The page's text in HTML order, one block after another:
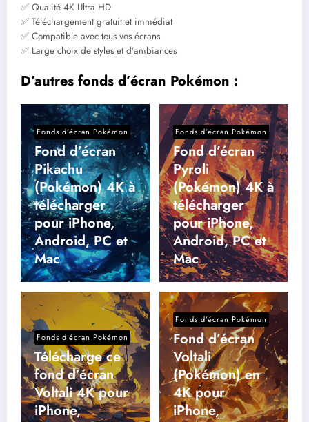
✅ Qualité 4K Ultra HD
✅ Téléchargement gratuit et immédiat
✅ Compatible avec tous vos écrans
✅ Large choix de styles et d’ambiances
D’autres fonds d’écran Pokémon :
Fonds d’écran Pokémon
Fond d’écran
Pikachu
(Pokémon) 4K à
télécharger
pour iPhone,
Android, PC et
Mac
Fonds d’écran Pokémon
Fond d’écran
Pyroli
(Pokémon) 4K à
télécharger
pour iPhone,
Android, PC et
Mac
Fonds d’écran Pokémon
Télécharge ce
fond d’écran
Voltali 4K pour
iPhone,
Fonds d’écran Pokémon
Fond d’écran
Voltali
(Pokémon) en
4K pour
iPhone,